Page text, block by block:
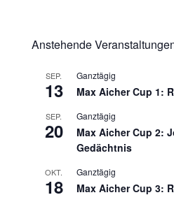
Anstehende
SEP.
13
Ganztägig
Max Aicher Cup 1:
SEP.
20
Ganztägig
Max Aicher Cup 2:
Gedächtnis
OKT.
18
Ganztägig
Max Aicher Cup 3: